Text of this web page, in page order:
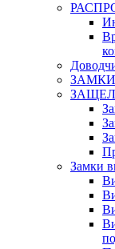
Замки